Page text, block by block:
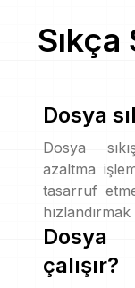
Dosya
Dosya
azaltma
tasarruf
Dosya
çalışır?